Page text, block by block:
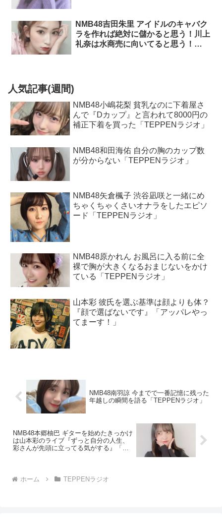
NMB48吉田朱里 アイドルのキャバク
ラを作れば絶対に儲かると思う！川上
礼奈は水商売に向いてると思う！
人気記事(週間)
NMB48小嶋花梨 貧乳なのに下着屋さ
んで『Dカップ』と言われて8000円の
補正下着を買った「TEPPENラジオ」
NMB48和田海佑 自分の胸のカップ数
が分からない「TEPPENラジオ」
NMB48矢倉楓子 渋谷凪咲と一緒にめ
ちゃくちゃくさいオナラをしたエピソ
ード「TEPPENラジオ」
NMB48原かれん お風呂に入る前に全
裸で胸が大きくなるおまじないをかけ
ている「TEPPENラジオ」
山本彩 彼氏を選ぶ基準は顔よりも体？
『顔で選ばないです』「アッパレやっ
てまーす！」
NMB48南羽諒 今までで一番記憶に残った
年越しの瞬間を語る「TEPPENラジオ」
NMB48本郷柚巴 ギターを始めたきっかけ
は山本彩のライブ『ずっと自分の人生、
彩さんが先頭に立ってる気がする』「し
ホーム TEPPENラジオ